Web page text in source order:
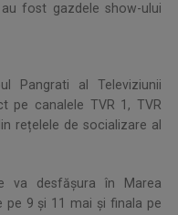
fost gazdele show-ului
Pangrati al Televiziunii
pe canalele TVR 1, TVR
rețelele de socializare al
va desfăşura în Marea
pe 9 şi 11 mai şi finala pe